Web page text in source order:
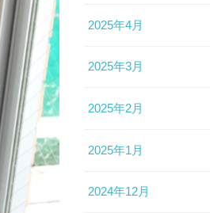
2025年4月
2025年3月
2025年2月
2025年1月
2024年12月